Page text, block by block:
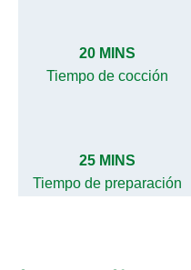
20 MINS
Tiempo de cocción
25 MINS
Tiempo de preparación